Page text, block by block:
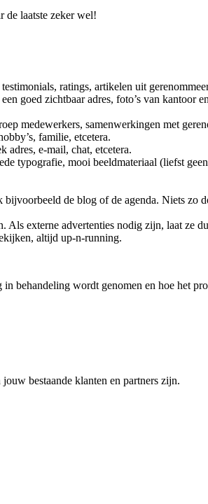
de laatste zeker wel!
ratings, artikelen uit
goed zichtbaar adres, foto’s van kantoor
medewerkers, samenwerkingen met
familie, etcetera.
adres, e-mail, chat, etcetera.
typografie, mooi beeldmateriaal (liefst
de blog of de agenda. Niets zo
Als externe advertenties nodig zijn, laat ze
altijd up-n-running.
behandeling wordt genomen en hoe het
bestaande klanten en partners zijn.